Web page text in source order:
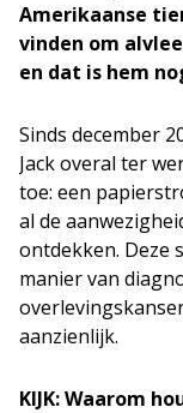
Amerikaanse
vinden om
en dat is hem
Sinds december
Jack overal ter
toe: een
al de
ontdekken. Deze
manier van
aanzienlijk.
KIJK: Waarom